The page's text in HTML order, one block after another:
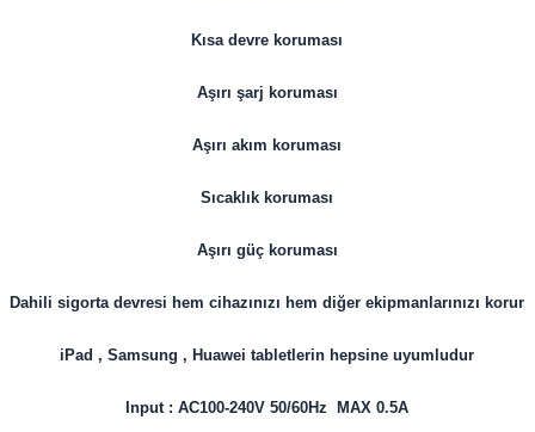
Kısa devre koruması
Aşırı şarj koruması
Aşırı akım koruması
Sıcaklık koruması
Aşırı güç koruması
Dahili sigorta devresi hem cihazınızı hem diğer ekipmanlarınızı korur
iPad , Samsung , Huawei tabletlerin hepsine uyumludur
Input : AC100-240V 50/60Hz MAX 0.5A